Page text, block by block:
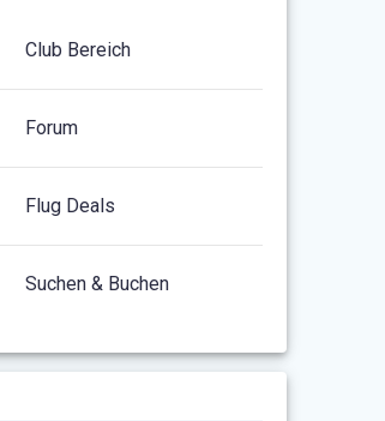
Club Bereich
Forum
Flug Deals
Suchen & Buchen